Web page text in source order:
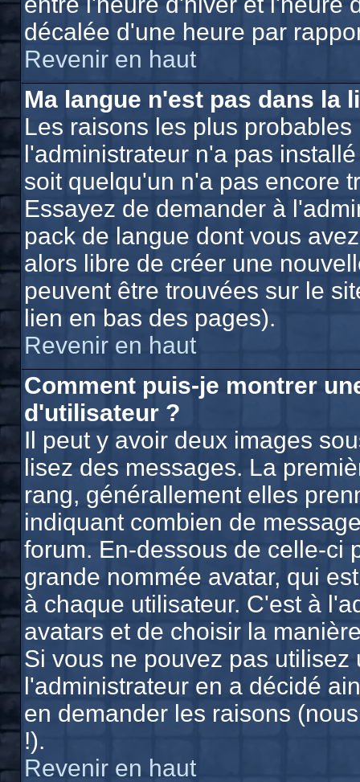
décalée d'une heure par
Revenir en haut
Ma langue n'est pas dans la
Les raisons les plus
l'administrateur n'a pas
soit quelqu'un n'a pas encore
Essayez de demander à
pack de langue dont vous
alors libre de créer une
peuvent être trouvées sur le
lien en bas des pages).
Revenir en haut
Comment puis-je montrer
d'utilisateur ?
Il peut y avoir deux images
lisez des messages. La
rang, générallement elles
indiquant combien de
forum. En-dessous de celle-ci
grande nommée avatar, qui
à chaque utilisateur. C'est à
avatars et de choisir la
Si vous ne pouvez pas
l'administrateur en a décidé
en demander les raisons
!).
Revenir en haut